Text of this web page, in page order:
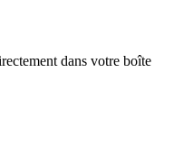
dans votre boîte